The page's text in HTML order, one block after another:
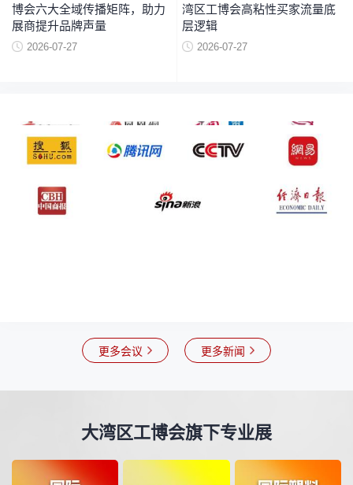
博会六大全域传播矩阵，助力
展商提升品牌声量
2026-07-27
湾区工博会高粘性买家流量底
层逻辑
2026-07-27
更多会议 更多新闻
大湾区工博会旗下专业展